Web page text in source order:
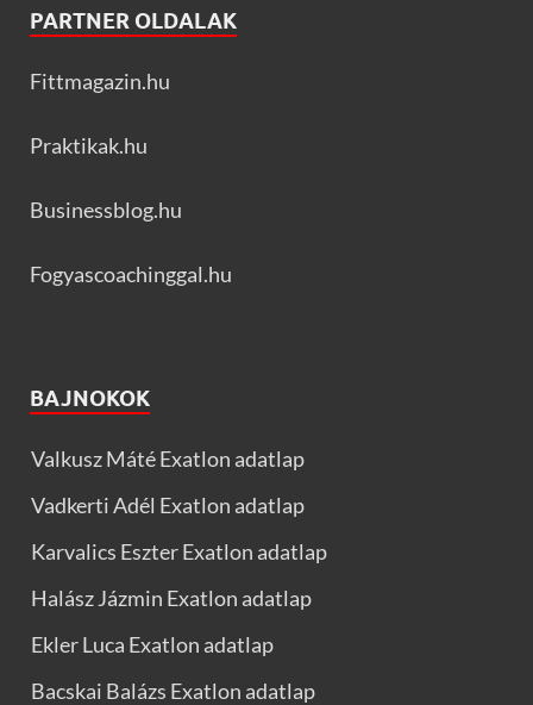
PARTNER OLDALAK
Fittmagazin.hu
Praktikak.hu
Businessblog.hu
Fogyascoachinggal.hu
BAJNOKOK
Valkusz Máté Exatlon adatlap
Vadkerti Adél Exatlon adatlap
Karvalics Eszter Exatlon adatlap
Halász Jázmin Exatlon adatlap
Ekler Luca Exatlon adatlap
Bacskai Balázs Exatlon adatlap